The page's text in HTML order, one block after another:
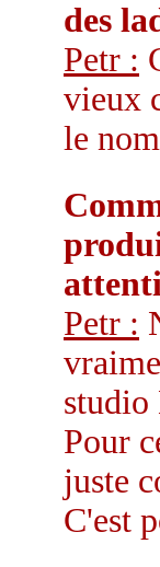
des
Petr :
vieux
le
Petr :
studio
Pour
juste
C'est